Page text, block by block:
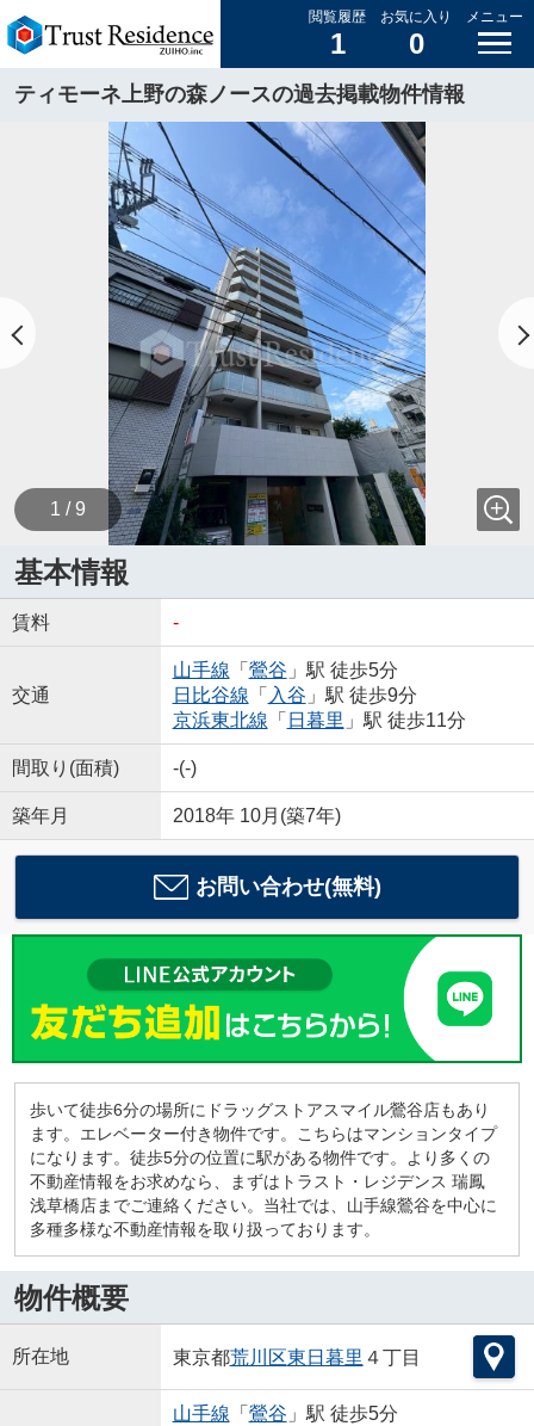
閲覧履歴
1
お気に入り
0
メニュー
ティモーネ上野の森ノースの過去掲載物件情報
1 / 9
基本情報
賃料 -
交通
山手線 「 鶯谷 」駅 徒歩5分
日比谷線 「 入谷 」駅 徒歩9分
京浜東北線 「 日暮里 」駅 徒歩11分
間取り(面積) -(-)
築年月 2018年 10月(築7年)
お問い合わせ(無料)
歩いて徒歩6分の場所にドラッグストアスマイル鶯谷店もあり
ます。エレベーター付き物件です。こちらはマンションタイプ
になります。徒歩5分の位置に駅がある物件です。より多くの
不動産情報をお求めなら、まずはトラスト・レジデンス 瑞鳳
浅草橋店までご連絡ください。当社では、山手線鶯谷を中心に
多種多様な不動産情報を取り扱っております。
物件概要
所在地 東京都荒川区東日暮里 ４丁目
山手線 「 鶯谷 」駅 徒歩5分